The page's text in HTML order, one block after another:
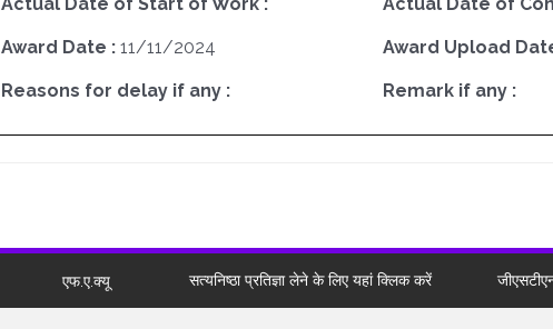
Award Date : 11/11/2024 Award Upload
Reasons for delay if any : Remark if any :
एफ.ए.क्यू सत्यनिष्ठा प्रतिज्ञा लेने के लिए यहां क्लिक करें